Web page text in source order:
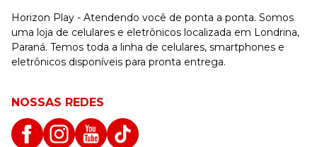
Horizon Play - Atendendo você de ponta a ponta. Somos
uma loja de celulares e eletrônicos localizada em Londrina,
Paraná. Temos toda a linha de celulares, smartphones e
eletrônicos disponíveis para pronta entrega.
NOSSAS REDES